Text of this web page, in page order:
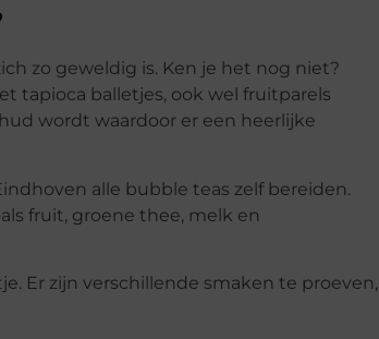
zo geweldig is. Ken je het nog niet?
tapioca balletjes, ook wel fruitparels
wordt waardoor er een heerlijke
alle bubble teas zelf bereiden.
fruit, groene thee, melk en
Er zijn verschillende smaken te proeven,